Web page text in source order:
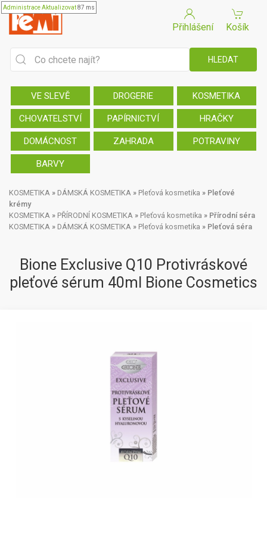
AdministraceAktualizovat87 ms
Přihlášení Košík
VE SLEVĚ DROGERIE KOSMETIKA
CHOVATELSTVÍ PAPÍRNICTVÍ HRAČKY
DOMÁCNOST ZAHRADA POTRAVINY
BARVY
KOSMETIKA » DÁMSKÁ KOSMETIKA » Pleťová kosmetika » Pleťové
krémy
KOSMETIKA » PŘÍRODNÍ KOSMETIKA » Pleťová kosmetika » Přírodní séra
KOSMETIKA » DÁMSKÁ KOSMETIKA » Pleťová kosmetika » Pleťová séra
Bione Exclusive Q10 Protivráskové
pleťové sérum 40ml Bione Cosmetics